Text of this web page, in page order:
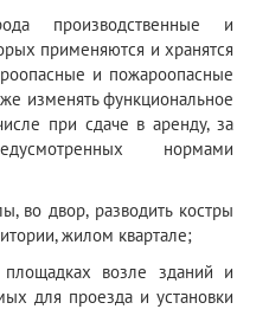
производственные и
применяются и хранятся
и пожароопасные
изменять функциональное
при сдаче в аренду, за
нормами
во двор, разводить костры
жилом квартале;
возле зданий и
для проезда и установки